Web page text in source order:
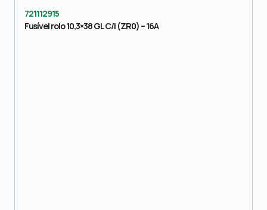
721112915
Fusível rolo 10,3×38 GL C/I (ZR0) – 16A